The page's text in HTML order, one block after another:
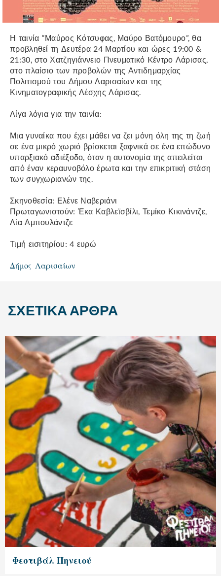
Η ταινία “Μαύρος Κότσυφας, Μαύρο Βατόμουρο”, θα
προβληθεί τη Δευτέρα 24 Μαρτίου και ώρες 19:00 &
21:30, στο Χατζηγιάννειο Πνευματικό Kέντρο Λάρισας,
στο πλαίσιο των προβολών της Αντιδημαρχίας
Πολιτισμού του Δήμου Λαρισαίων και της
Κινηματογραφικής Λέσχης Λάρισας.
Λίγα λόγια για την ταινία:
Μια γυναίκα που έχει μάθει να ζει μόνη όλη της τη ζωή
σε ένα μικρό χωριό βρίσκεται ξαφνικά σε ένα επώδυνο
υπαρξιακό αδιέξοδο, όταν η αυτονομία της απειλείται
από έναν κεραυνοβόλο έρωτα και την επικριτική στάση
των συγχωριανών της.
Σκηνοθεσία: Ελένε Ναβεριάνι
Πρωταγωνιστούν: Έκα Καβλεϊσβίλι, Τεμίκο Κικινάντζε,
Λία Αμπουλάντζε
Τιμή εισιτηρίου: 4 ευρώ
Δήμος Λαρισαίων
ΣΧΕΤΙΚΆ ΆΡΘΡΑ
Φεστιβάλ Πηνειού